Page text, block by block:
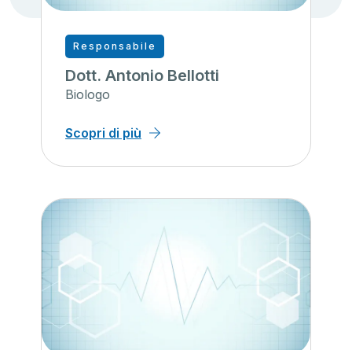
Responsabile
Dott. Antonio Bellotti
Biologo
Scopri di più